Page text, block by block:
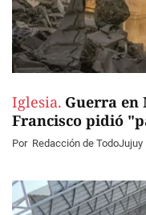
Iglesia. Guerra en
Francisco pidió
Por Redacción de TodoJujuy